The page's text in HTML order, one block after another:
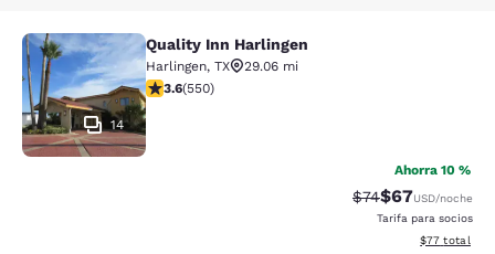
Quality Inn Harlingen
14
Quality Inn Harlingen
Harlingen, TX
29.06 mi
calificación de 3.58 estrellas. Bueno. 550 reseñas
3.6(550)
Ahorra 10 %
Precio tachado:
$74Precio con
$67USD/noche
Tarifa para socios
Ver detalles
$77 total